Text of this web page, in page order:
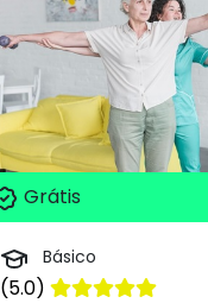
Grátis
Básico
(5.0)